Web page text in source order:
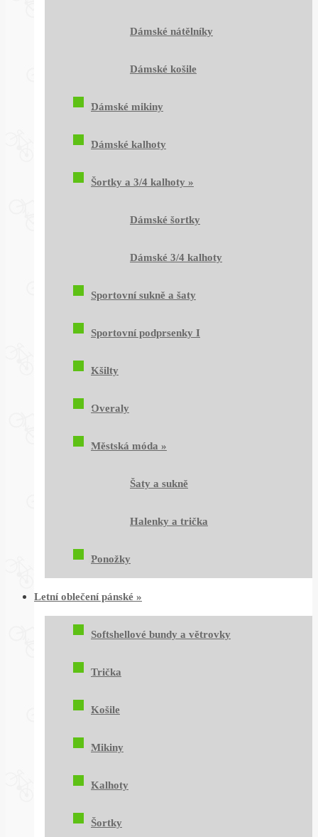
Dámské nátělníky
Dámské košile
Dámské mikiny
Dámské kalhoty
Šortky a 3/4 kalhoty »
Dámské šortky
Dámské 3/4 kalhoty
Sportovní sukně a šaty
Sportovní podprsenky I
Kšilty
Overaly
Městská móda »
Šaty a sukně
Halenky a trička
Ponožky
Letní oblečení pánské »
Softshellové bundy a větrovky
Trička
Košile
Mikiny
Kalhoty
Šortky